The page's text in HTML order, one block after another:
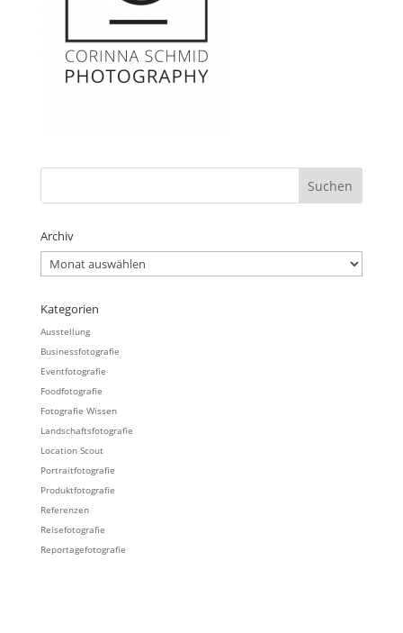
Archiv
Archiv
Kategorien
Ausstellung
Businessfotografie
Eventfotografie
Foodfotografie
Fotografie Wissen
Landschaftsfotografie
Location Scout
Portraitfotografie
Produktfotografie
Referenzen
Reisefotografie
Reportagefotografie